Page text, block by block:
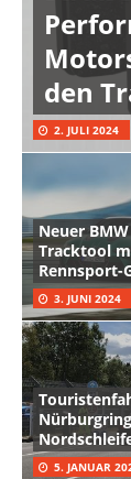
den
2. JULI 2024
Neuer BMW
Tracktool
Rennsport-
3. JUNI 2024
5. JANUAR